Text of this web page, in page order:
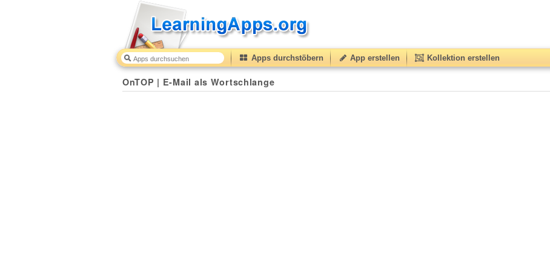
Apps durchstöbern App erstellen Kollektion erstellen
OnTOP | E-Mail als Wortschlange